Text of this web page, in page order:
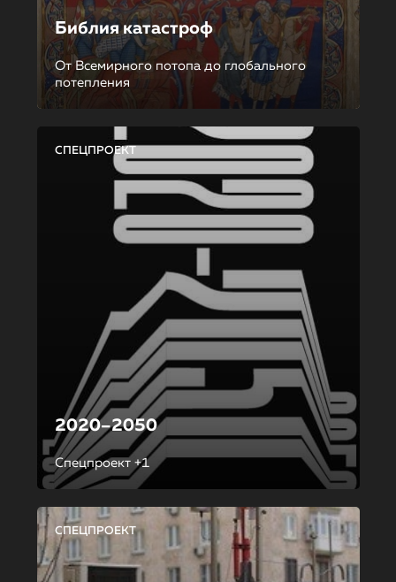
Библия катастроф
От Всемирного потопа до глобального
потепления
СПЕЦПРОЕКТ
2020–2050
Спецпроект +1
СПЕЦПРОЕКТ